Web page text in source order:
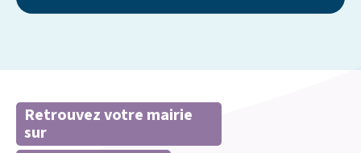
Retrouvez votre mairie
sur